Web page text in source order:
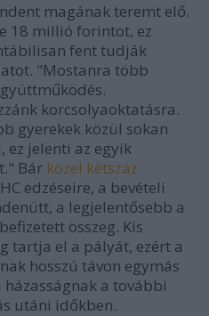
magának teremt elő.
18 millió forintot, ez
fent tudják
"Mostanra több
korcsolyaoktatásra.
gyerekek közül sokan
ez jelenti az egyik
Bár közel kétszáz
edzéseire, a bevételi
a legjelentősebb a
összeg. Kis
tartja el a pályát, ezért a
hosszú távon egymás
a további
utáni időkben.